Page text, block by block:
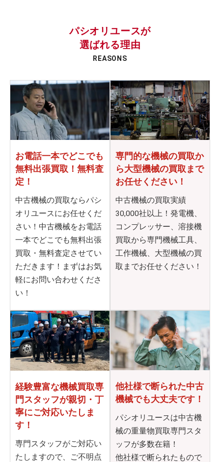
パシオリユースが
選ばれる理由
REASONS
お電話一本でどこでも
無料出張買取！無料査
定！
中古機械の買取ならパシ
オリユースにお任せくだ
さい！中古機械をお電話
一本でどこでも無料出張
買取・無料査定させてい
ただきます！まずはお気
軽にお問い合わせくださ
い！
専門的な機械の買取か
ら大型機械の買取まで
お任せください！
中古機械の買取実績
30,000社以上！発電機、
コンプレッサー、溶接機
買取から専門機械工具、
工作機械、大型機械の買
取までお任せください！
経験豊富な機械買取専
門スタッフが親切・丁
寧にご対応いたしま
す！
専門スタッフがご対応い
たしますので、ご不明点
他社様で断られた中古
機械でも大丈夫です！
パシオリユースは中古機
械の重量物買取専門スタ
ッフが多数在籍！
他社様で断られたもので